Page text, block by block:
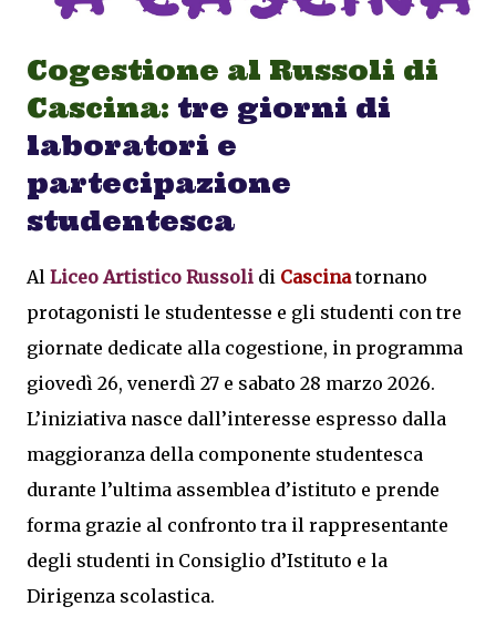
Cogestione al Russoli di
Cascina: tre giorni di
laboratori e
partecipazione
studentesca
Al Liceo Artistico Russoli di Cascinatornano
protagonisti le studentesse e gli studenti con tre
giornate dedicate alla cogestione, in programma
giovedì 26, venerdì 27 e sabato 28 marzo 2026.
L’iniziativa nasce dall’interesse espresso dalla
maggioranza della componente studentesca
durante l’ultima assemblea d’istituto e prende
forma grazie al confronto tra il rappresentante
degli studenti in Consiglio d’Istituto e la
Dirigenza scolastica.